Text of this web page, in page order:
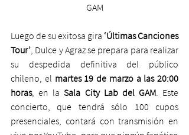
GAM
Luego de su exitosa gira ‘Últimas Canciones
Tour’, Dulce y Agraz se prepara para realizar
su despedida definitiva del público
chileno, el martes 19 de marzo a las 20:00
horas, en la Sala City Lab del GAM. Este
concierto, que tendrá sólo 100 cupos
presenciales, contará con transmisión en